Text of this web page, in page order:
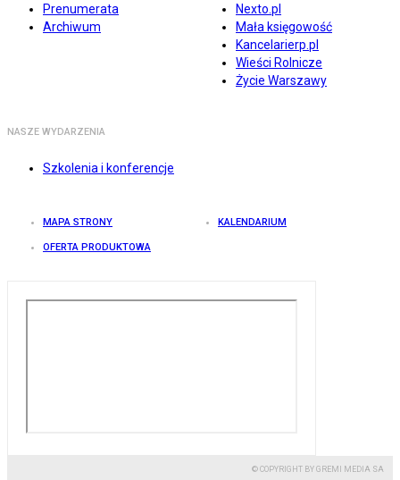
Prenumerata
Archiwum
Nexto.pl
Mała księgowość
Kancelarierp.pl
Wieści Rolnicze
Życie Warszawy
NASZE WYDARZENIA
Szkolenia i konferencje
MAPA STRONY KALENDARIUM
OFERTA PRODUKTOWA
© COPYRIGHT BY GREMI MEDIA SA